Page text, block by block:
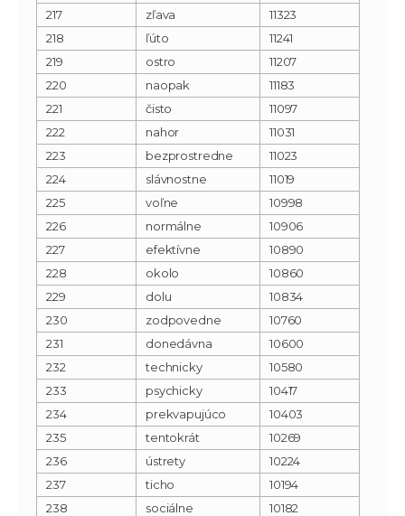
217
zľava
11323
218
ľúto
11241
219
ostro
11207
220
naopak
11183
221
čisto
11097
222
nahor
11031
223
bezprostredne
11023
224
slávnostne
11019
225
voľne
10998
226
normálne
10906
227
efektívne
10890
228
okolo
10860
229
dolu
10834
230
zodpovedne
10760
231
donedávna
10600
232
technicky
10580
233
psychicky
10417
234
prekvapujúco
10403
235
tentokrát
10269
236
ústrety
10224
237
ticho
10194
238
sociálne
10182